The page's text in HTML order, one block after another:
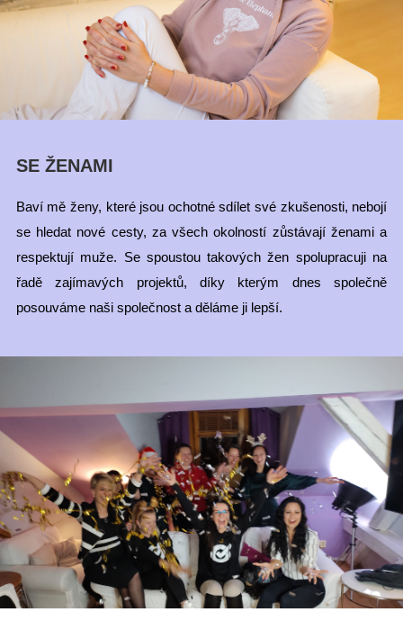
SE ŽENAMI
Baví mě ženy, které jsou ochotné sdílet své zkušenosti, nebojí
se hledat nové cesty, za všech okolností zůstávají ženami a
respektují muže. Se spoustou takových žen spolupracuji na
řadě zajímavých projektů, díky kterým dnes společně
posouváme naši společnost a děláme ji lepší.